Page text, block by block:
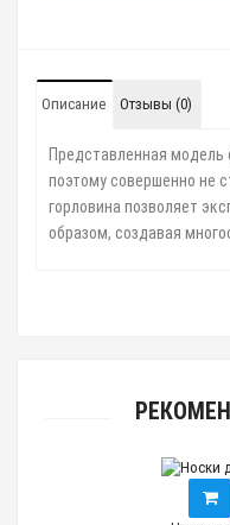
Описание Отзывы (0)
Представленная
поэтому совершенно не
горловина позволяет
образом, создавая